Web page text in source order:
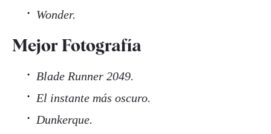
Wonder.
Mejor Fotografía
Blade Runner 2049.
El instante más oscuro.
Dunkerque.